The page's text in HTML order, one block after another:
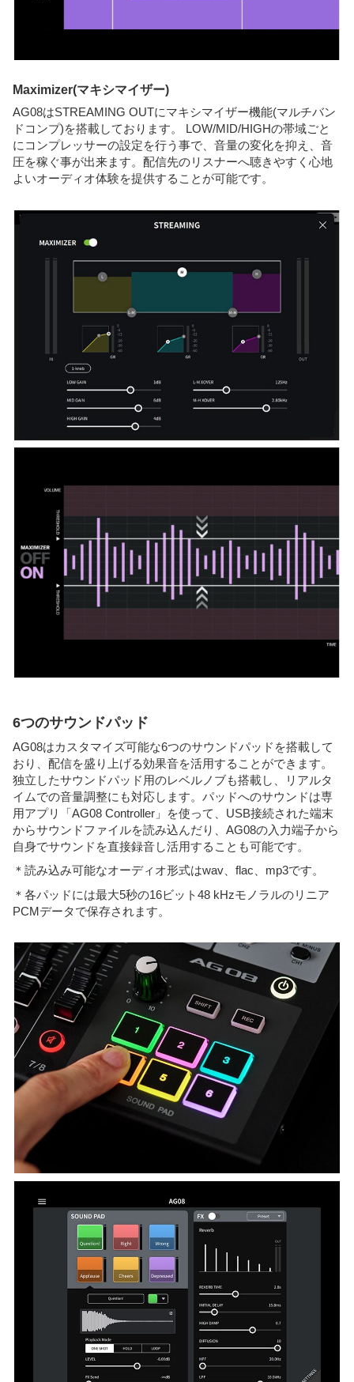
Maximizer(マキシマイザー)
AG08はSTREAMING OUTにマキシマイザー機能(マルチバン
ドコンプ)を搭載しております。 LOW/MID/HIGHの帯域ごと
にコンプレッサーの設定を行う事で、音量の変化を抑え、音
圧を稼ぐ事が出来ます。配信先のリスナーへ聴きやすく心地
よいオーディオ体験を提供することが可能です。
6つのサウンドパッド
AG08はカスタマイズ可能な6つのサウンドパッドを搭載して
おり、配信を盛り上げる効果音を活用することができます。
独立したサウンドパッド用のレベルノブも搭載し、リアルタ
イムでの音量調整にも対応します。パッドへのサウンドは専
用アプリ「AG08 Controller」を使って、USB接続された端末
からサウンドファイルを読み込んだり、AG08の入力端子から
自身でサウンドを直接録音し活用することも可能です。
＊読み込み可能なオーディオ形式はwav、flac、mp3です。
＊各パッドには最大5秒の16ビット48 kHzモノラルのリニア
PCMデータで保存されます。